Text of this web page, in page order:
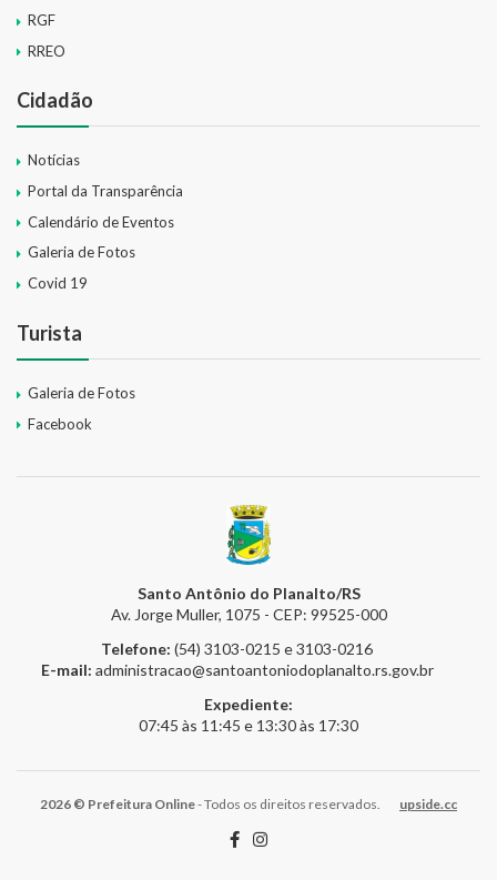
RGF
RREO
Cidadão
Notícias
Portal da Transparência
Calendário de Eventos
Galeria de Fotos
Covid 19
Turista
Galeria de Fotos
Facebook
Santo Antônio do Planalto/RS
Av. Jorge Muller, 1075 - CEP: 99525-000
Telefone: (54) 3103-0215 e 3103-0216
E-mail: administracao@santoantoniodoplanalto.rs.gov.br
Expediente:
07:45 às 11:45 e 13:30 às 17:30
2026 © Prefeitura Online- Todos os direitos reservados. upside.cc